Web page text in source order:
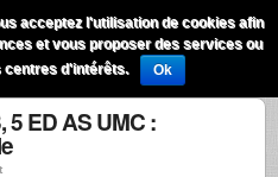
Menu
5 ED AS UMC :
acceptez l'utilisation de cookies afin
et vous proposer des services ou
centres d'intérêts.
Ok